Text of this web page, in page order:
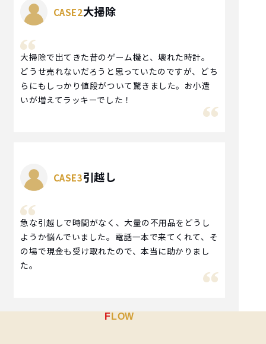
大掃除
大掃除で出てきた昔のゲーム機と、壊れた時計。
どうせ売れないだろうと思っていたのですが、どち
らにもしっかり値段がついて驚きました。お小遣
いが増えてラッキーでした！
引越し
急な引越しで時間がなく、大量の不用品をどうし
ようか悩んでいました。電話一本で来てくれて、そ
の場で現金も受け取れたので、本当に助かりまし
た。
FLOW